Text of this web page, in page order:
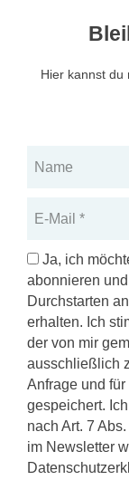
Hier kannst du
Mail
DSGVO
Ja, ich
abonnieren
Durchstarten
erhalten. Ich
der von mir
ausschließlich
Anfrage und
gespeichert.
nach Art. 7
im Newsletter